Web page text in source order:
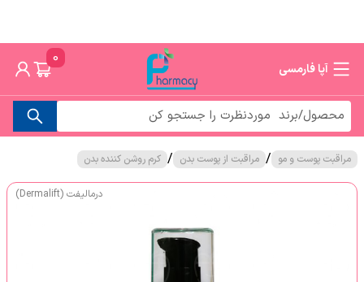
آپا فارمسی
0
مراقبت پوست و مو / مراقبت از پوست بدن / کرم روشن کننده بدن
درمالیفت (Dermalift)